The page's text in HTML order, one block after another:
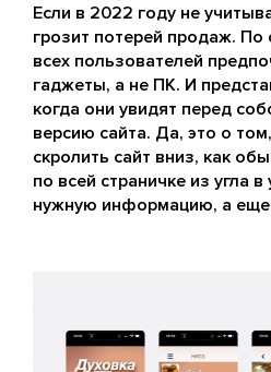
Если в 2022 году не
грозит потерей продаж. По
всех пользователей
гаджеты, а не ПК. И
когда они увидят перед
версию сайта. Да, это о
скролить сайт вниз, как
по всей страничке из угла
нужную информацию, а